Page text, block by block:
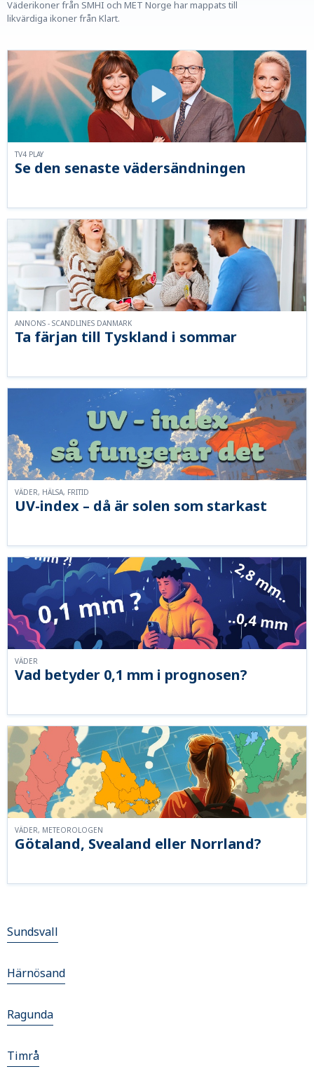
Väderikoner från SMHI och MET Norge har mappats till
likvärdiga ikoner från Klart.
Se den senaste vädersändningen
TV4 PLAY
Ta färjan till Tyskland i sommar
ANNONS - SCANDLINES DANMARK
UV-index – då är solen som starkast
VÄDER, HÄLSA, FRITID
Vad betyder 0,1 mm i prognosen?
VÄDER
Götaland, Svealand eller Norrland?
VÄDER, METEOROLOGEN
Sundsvall
Härnösand
Ragunda
Timrå